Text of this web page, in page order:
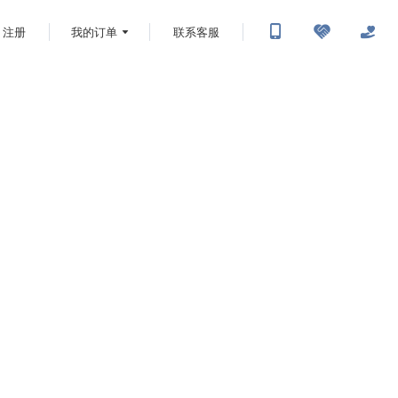
注册 我的订单 联系客服